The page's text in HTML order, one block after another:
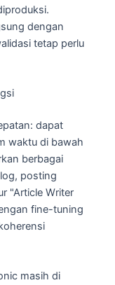
dengan
tetap perlu
dapat
waktu di bawah
berbagai
posting
"Article Writer
fine-tuning
masih di